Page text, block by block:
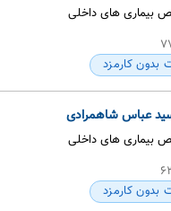
بیماری های داخلی
بدون کارمزد
عباس شاهمرادی
بیماری های داخلی
بدون کارمزد